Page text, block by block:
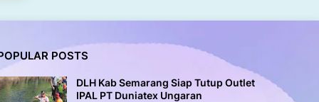
POSTS
DLH Kab Semarang Siap Tutup Outlet
IPAL PT Duniatex Ungaran